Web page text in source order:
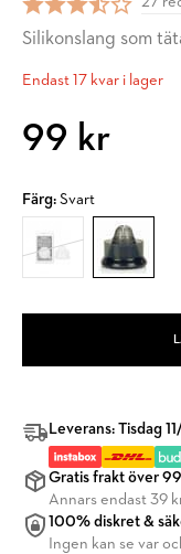
Silikonslang som
Endast 17 kvar i lager
99 kr
Färg: Svart
Leverans: Tisdag
Gratis frakt över
Annars endast 39
100% diskret &
Ingen kan se var